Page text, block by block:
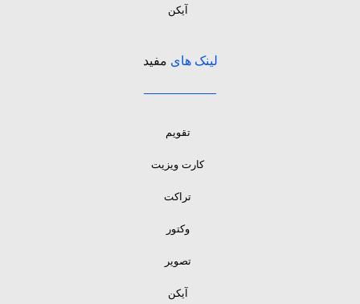
آیکن
لینک های مفید
تقویم
کارت ویزیت
تراکت
وکتور
تصویر
آیکن